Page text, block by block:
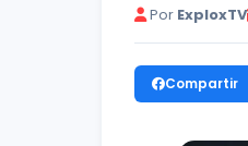
Por ExploxTV
Compartir